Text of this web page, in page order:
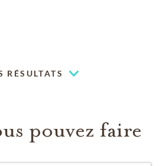
RÉSULTATS
pouvez faire